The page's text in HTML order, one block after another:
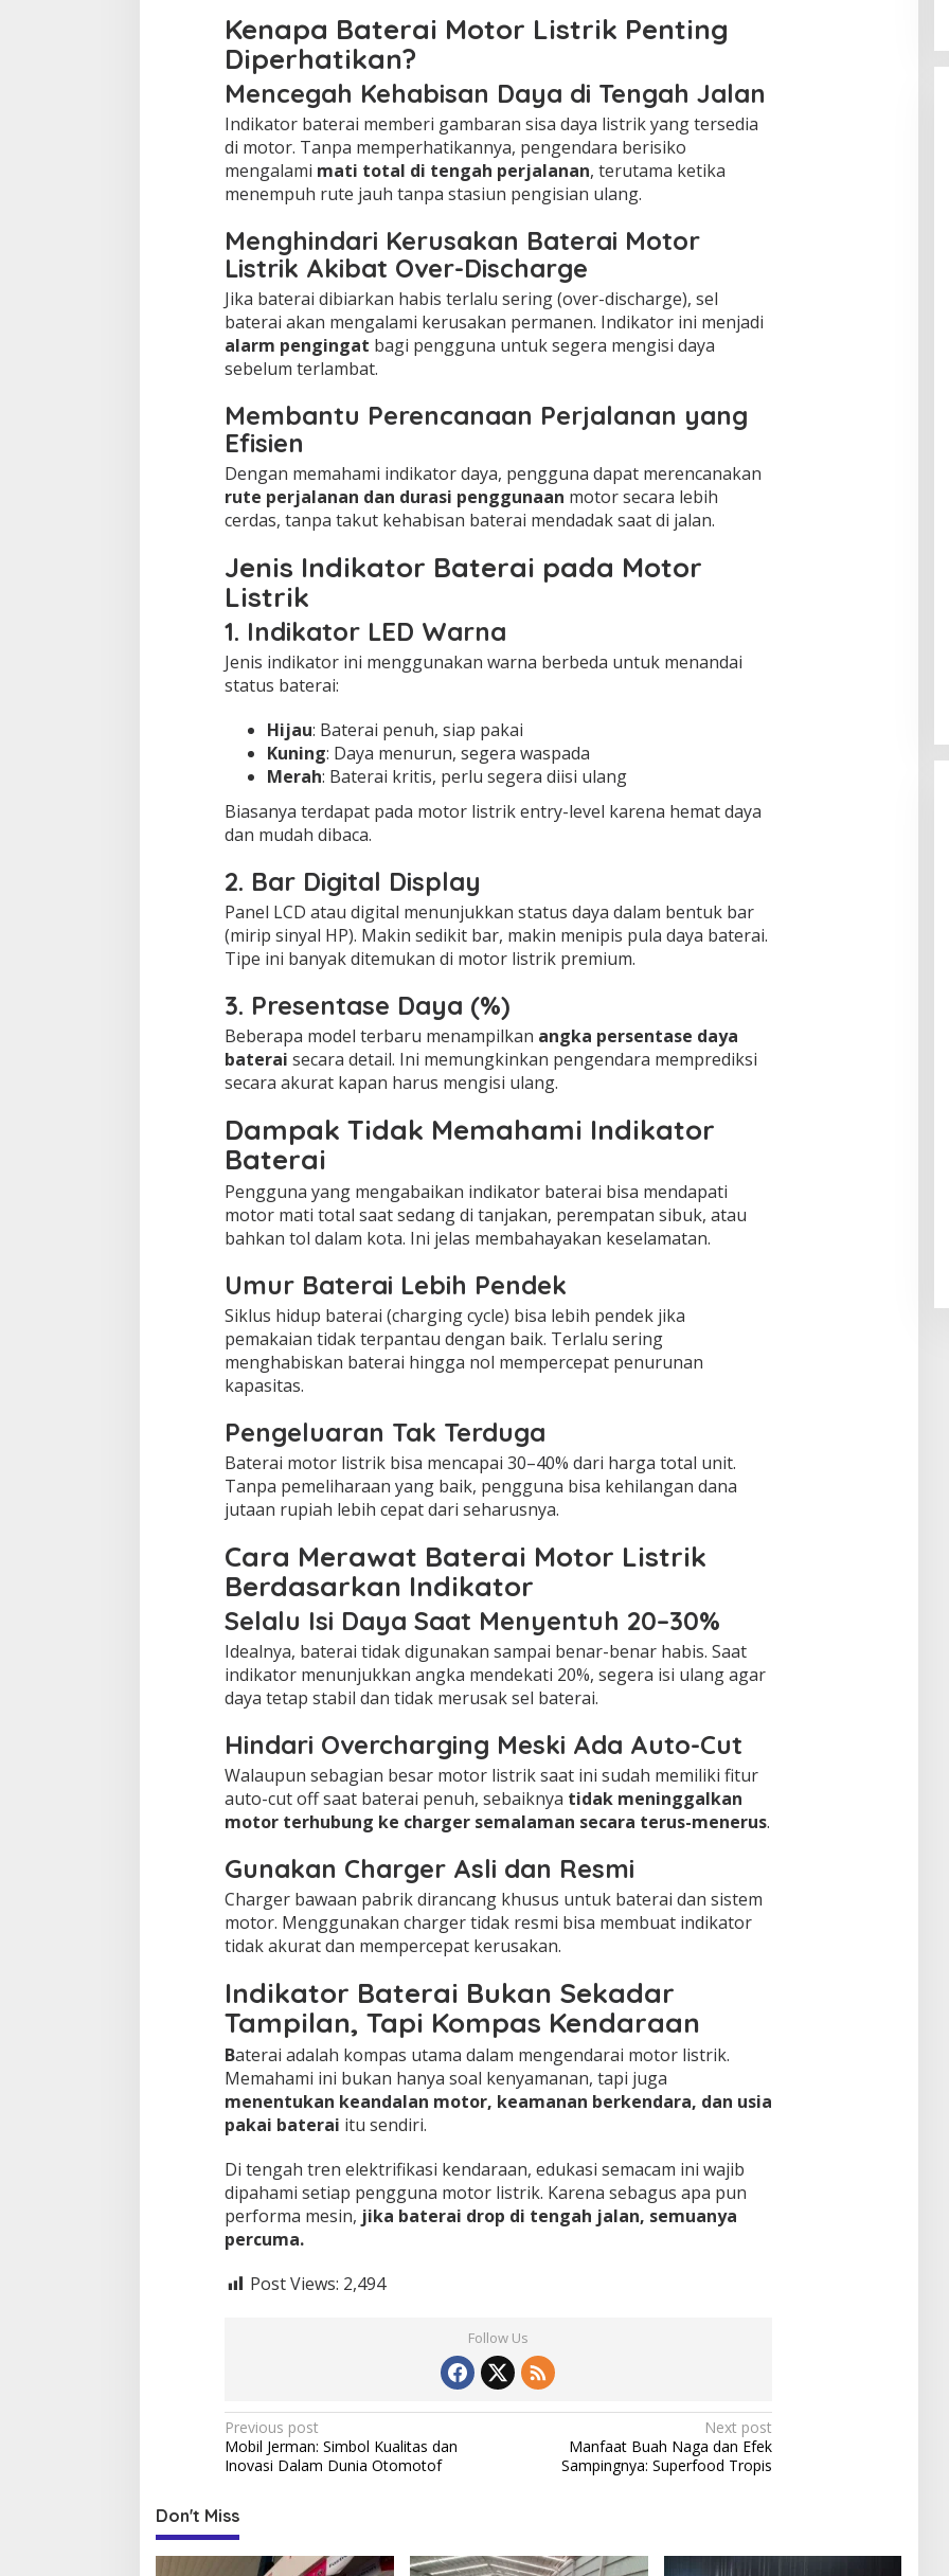
Kenapa Baterai Motor Listrik Penting
Diperhatikan?
Mencegah Kehabisan Daya di Tengah Jalan
Indikator baterai memberi gambaran sisa daya listrik yang tersedia
di motor. Tanpa memperhatikannya, pengendara berisiko
mengalami mati total di tengah perjalanan, terutama ketika
menempuh rute jauh tanpa stasiun pengisian ulang.
Menghindari Kerusakan Baterai Motor
Listrik Akibat Over-Discharge
Jika baterai dibiarkan habis terlalu sering (over-discharge), sel
baterai akan mengalami kerusakan permanen. Indikator ini menjadi
alarm pengingat bagi pengguna untuk segera mengisi daya
sebelum terlambat.
Membantu Perencanaan Perjalanan yang
Efisien
Dengan memahami indikator daya, pengguna dapat merencanakan
rute perjalanan dan durasi penggunaan motor secara lebih
cerdas, tanpa takut kehabisan baterai mendadak saat di jalan.
Jenis Indikator Baterai pada Motor
Listrik
1. Indikator LED Warna
Jenis indikator ini menggunakan warna berbeda untuk menandai
status baterai:
Hijau: Baterai penuh, siap pakai
Kuning: Daya menurun, segera waspada
Merah: Baterai kritis, perlu segera diisi ulang
Biasanya terdapat pada motor listrik entry-level karena hemat daya
dan mudah dibaca.
2. Bar Digital Display
Panel LCD atau digital menunjukkan status daya dalam bentuk bar
(mirip sinyal HP). Makin sedikit bar, makin menipis pula daya baterai.
Tipe ini banyak ditemukan di motor listrik premium.
3. Presentase Daya (%)
Beberapa model terbaru menampilkan angka persentase daya
baterai secara detail. Ini memungkinkan pengendara memprediksi
secara akurat kapan harus mengisi ulang.
Dampak Tidak Memahami Indikator
Baterai
Pengguna yang mengabaikan indikator baterai bisa mendapati
motor mati total saat sedang di tanjakan, perempatan sibuk, atau
bahkan tol dalam kota. Ini jelas membahayakan keselamatan.
Umur Baterai Lebih Pendek
Siklus hidup baterai (charging cycle) bisa lebih pendek jika
pemakaian tidak terpantau dengan baik. Terlalu sering
menghabiskan baterai hingga nol mempercepat penurunan
kapasitas.
Pengeluaran Tak Terduga
Baterai motor listrik bisa mencapai 30–40% dari harga total unit.
Tanpa pemeliharaan yang baik, pengguna bisa kehilangan dana
jutaan rupiah lebih cepat dari seharusnya.
Cara Merawat Baterai Motor Listrik
Berdasarkan Indikator
Selalu Isi Daya Saat Menyentuh 20–30%
Idealnya, baterai tidak digunakan sampai benar-benar habis. Saat
indikator menunjukkan angka mendekati 20%, segera isi ulang agar
daya tetap stabil dan tidak merusak sel baterai.
Hindari Overcharging Meski Ada Auto-Cut
Walaupun sebagian besar motor listrik saat ini sudah memiliki fitur
auto-cut off saat baterai penuh, sebaiknya tidak meninggalkan
motor terhubung ke charger semalaman secara terus-menerus.
Gunakan Charger Asli dan Resmi
Charger bawaan pabrik dirancang khusus untuk baterai dan sistem
motor. Menggunakan charger tidak resmi bisa membuat indikator
tidak akurat dan mempercepat kerusakan.
Indikator Baterai Bukan Sekadar
Tampilan, Tapi Kompas Kendaraan
Baterai adalah kompas utama dalam mengendarai motor listrik.
Memahami ini bukan hanya soal kenyamanan, tapi juga
menentukan keandalan motor, keamanan berkendara, dan usia
pakai baterai itu sendiri.
Di tengah tren elektrifikasi kendaraan, edukasi semacam ini wajib
dipahami setiap pengguna motor listrik. Karena sebagus apa pun
performa mesin, jika baterai drop di tengah jalan, semuanya
percuma.
Post Views: 2,494
Follow Us
Post
navigation
Previous post
Mobil Jerman: Simbol Kualitas dan
Inovasi Dalam Dunia Otomotof
Next post
Manfaat Buah Naga dan Efek
Sampingnya: Superfood Tropis
Don't Miss